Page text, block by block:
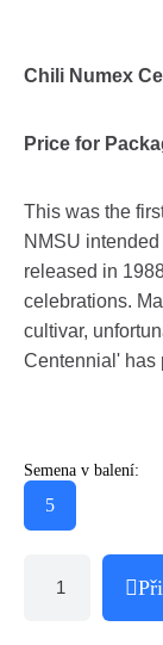
Chili Numex
Price for
This was the
NMSU
released in
celebrations.
cultivar,
Centennial' has
Semena v balení:
5